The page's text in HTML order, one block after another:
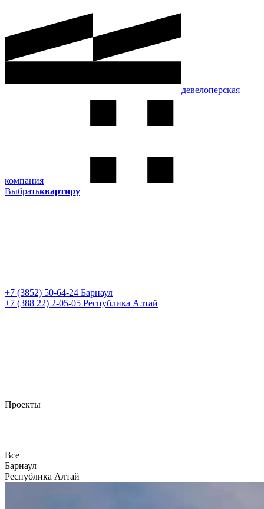
девелоперская
компания
Выбратьквартиру
+7 (3852) 50-64-24 Барнаул
+7 (388 22) 2-05-05 Республика Алтай
Проекты
Все
Барнаул
Республика Алтай